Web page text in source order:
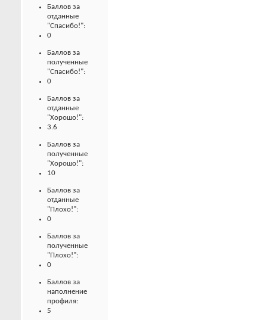
Баллов за
отданные
"Спасибо!":
0
Баллов за
полученные
"Спасибо!":
0
Баллов за
отданные
"Хорошо!":
3.6
Баллов за
полученные
"Хорошо!":
10
Баллов за
отданные
"Плохо!":
0
Баллов за
полученные
"Плохо!":
0
Баллов за
наполнение
профиля:
5